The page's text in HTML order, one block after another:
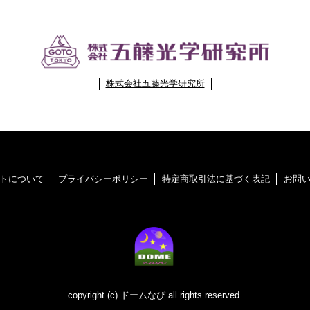
株式会社五藤光学研究所
について プライバシーポリシー 特定商取引法に基づく表記 お問
copyright (c) ドームなび all rights reserved.